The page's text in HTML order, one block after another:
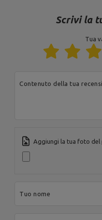
Spółka
Scrivi la
Tua
Contenuto della tua
Aggiungi la tua foto
Tuo nome